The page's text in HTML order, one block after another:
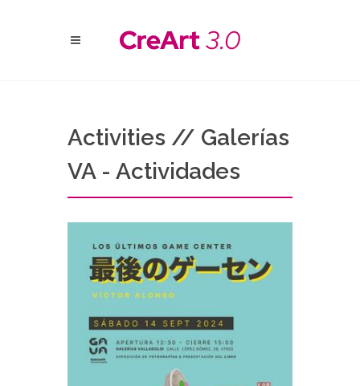
Activities // Galerías
VA - Actividades